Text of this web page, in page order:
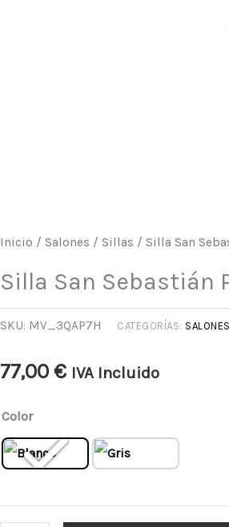
Inicio / Salones / Sillas / Silla San
Silla San Sebastián
SKU: MV_3QAP7H CATEGORÍAS: SALONES
77,00 € IVA Incluido
Color